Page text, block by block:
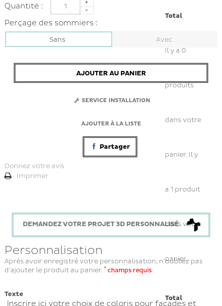
Total
Il y a 0
produits
dans votre
panier. Il y
a 1 produit
dans votre
panier.
Total
Quantité :
Perçage des sommiers :
Sans Avec
AJOUTER AU PANIER
SERVICE INSTALLATION
AJOUTER À LA LISTE
Partager
Donnez votre avis
Imprimer
DEMANDEZ VOTRE PROJET 3D PERSONNALISÉ
Personnalisation
Après avoir enregistré votre personnalisation, n'oubliez pas
d'ajouter le produit au panier. *champs requis
Texte
Inscrire ici votre choix de coloris pour façades et